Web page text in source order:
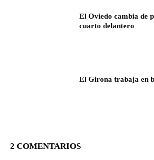
El Oviedo cambia de
cuarto delantero
El Girona trabaja en
2 COMENTARIOS